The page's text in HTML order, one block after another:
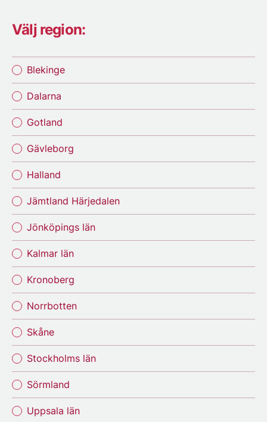
Välj region:
Blekinge
Dalarna
Gotland
Gävleborg
Halland
Jämtland Härjedalen
Jönköpings län
Kalmar län
Kronoberg
Norrbotten
Skåne
Stockholms län
Sörmland
Uppsala län